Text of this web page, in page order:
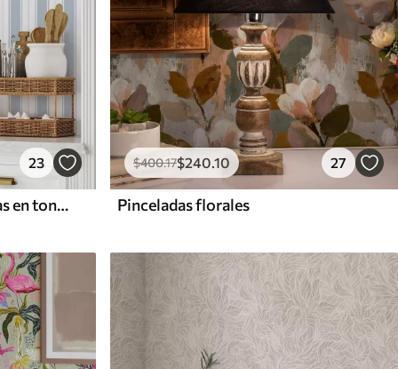
23
Versión con rayas repetidas en tonos grises y azules
$400.17$240.10 27
Pinceladas florales